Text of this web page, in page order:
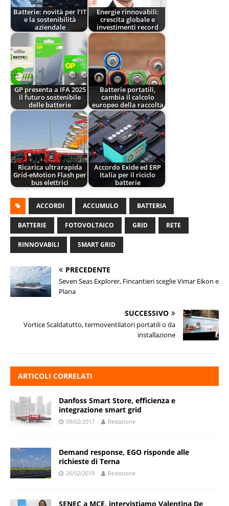
Batterie: novità per l’IT
e la sostenibilità
aziendale
Energie rinnovabili:
crescita globale e
investimenti record
GP presenta a IFA 2025
il futuro sostenibile
delle batterie
Batterie portatili,
cambia il calcolo
europeo della raccolta
Ricarica ultrarapida
Grid-eMotion Flash per
bus elettrici
Accordo Exide ed ERP
Italia per il riciclo
batterie
ACCORDI ACCUMULO BATTERIA
BATTERIE FOTOVOLTAICO GRID RETE
RINNOVABILI SMART GRID
PRECEDENTE
Seven Seas Explorer, Fincantieri sceglie Vimar Eikon e
Plana
SUCCESSIVO
Vortice Scaldatutto, termoventilatori portatili o da
installazione
ARTICOLI CORRELATI
Danfoss Smart Store, efficienza e
integrazione smart grid
09/02/2017 Redazione
Demand response, EGO risponde alle
richieste di Terna
26/02/2019 Redazione
SENEC a MCE, intervistiamo Valentina De